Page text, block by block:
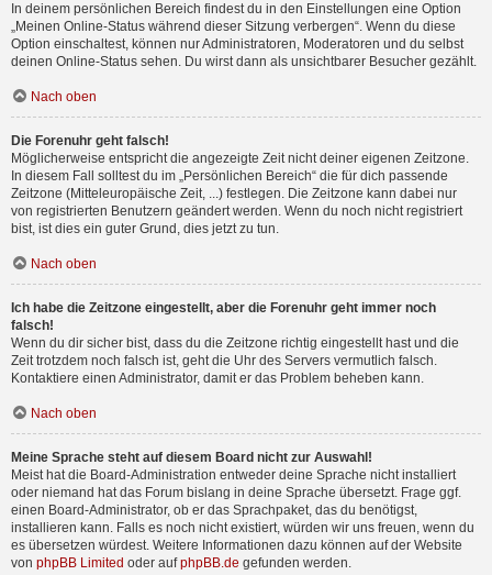
In deinem persönlichen Bereich findest du in den Einstellungen eine Option
„Meinen Online-Status während dieser Sitzung verbergen“. Wenn du diese
Option einschaltest, können nur Administratoren, Moderatoren und du selbst
deinen Online-Status sehen. Du wirst dann als unsichtbarer Besucher gezählt.
Nach oben
Die Forenuhr geht falsch!
Möglicherweise entspricht die angezeigte Zeit nicht deiner eigenen Zeitzone.
In diesem Fall solltest du im „Persönlichen Bereich“ die für dich passende
Zeitzone (Mitteleuropäische Zeit, ...) festlegen. Die Zeitzone kann dabei nur
von registrierten Benutzern geändert werden. Wenn du noch nicht registriert
bist, ist dies ein guter Grund, dies jetzt zu tun.
Nach oben
Ich habe die Zeitzone eingestellt, aber die Forenuhr geht immer noch
falsch!
Wenn du dir sicher bist, dass du die Zeitzone richtig eingestellt hast und die
Zeit trotzdem noch falsch ist, geht die Uhr des Servers vermutlich falsch.
Kontaktiere einen Administrator, damit er das Problem beheben kann.
Nach oben
Meine Sprache steht auf diesem Board nicht zur Auswahl!
Meist hat die Board-Administration entweder deine Sprache nicht installiert
oder niemand hat das Forum bislang in deine Sprache übersetzt. Frage ggf.
einen Board-Administrator, ob er das Sprachpaket, das du benötigst,
installieren kann. Falls es noch nicht existiert, würden wir uns freuen, wenn du
es übersetzen würdest. Weitere Informationen dazu können auf der Website
von phpBB Limited oder aufphpBB.de gefunden werden.